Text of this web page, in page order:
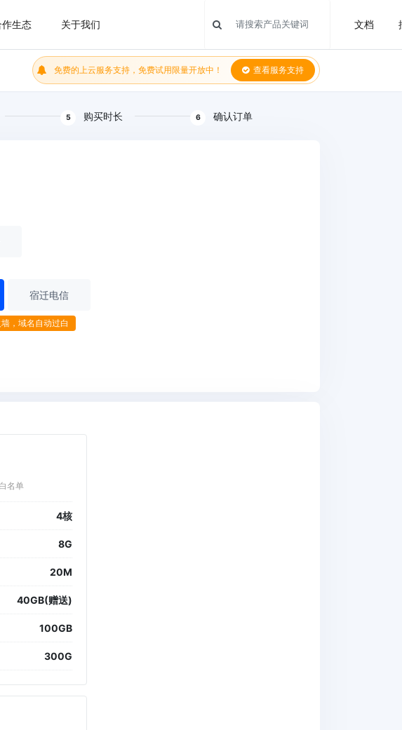
作生态 关于我们 文档
免费的上云服务支持，免费试用限量开放中！ 查看服务支持
5 购买时长 6 确认订单
宿迁电信
，域名自动过白
名单
4核
8G
20M
40GB(赠送)
100GB
300G